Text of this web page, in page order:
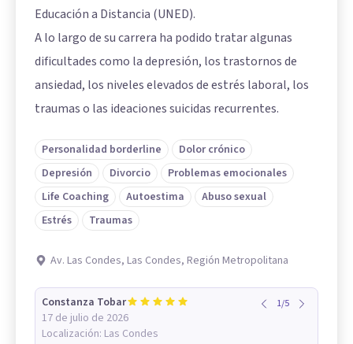
Educación a Distancia (UNED).
A lo largo de su carrera ha podido tratar algunas
dificultades como la depresión, los trastornos de
ansiedad, los niveles elevados de estrés laboral, los
traumas o las ideaciones suicidas recurrentes.
Personalidad borderline
Dolor crónico
Depresión
Divorcio
Problemas emocionales
Life Coaching
Autoestima
Abuso sexual
Estrés
Traumas
Av. Las Condes, Las Condes, Región Metropolitana
Constanza Tobar
17 de julio de 2026
Localización: Las Condes
1/5